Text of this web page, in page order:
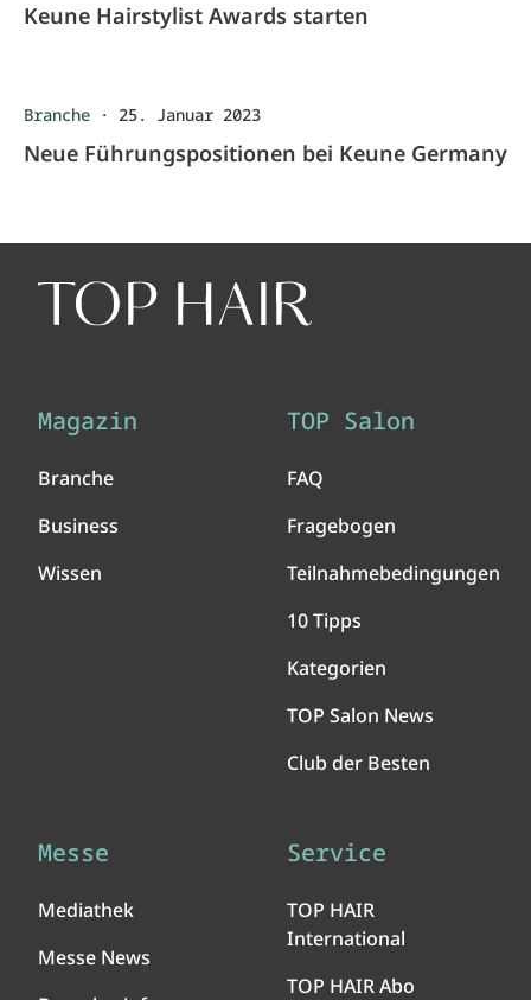
Keune Hairstylist Awards starten
Branche · 25. Januar 2023
Neue Führungspositionen bei Keune Germany
Magazin
Branche
Business
Wissen
TOP Salon
FAQ
Fragebogen
Teilnahmebedingungen
10 Tipps
Kategorien
TOP Salon News
Club der Besten
Messe
Mediathek
Messe News
Service
TOP HAIR
International
TOP HAIR Abo